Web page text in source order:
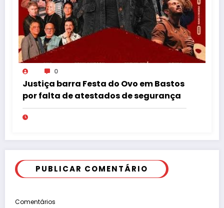
0
Justiça barra Festa do Ovo em Bastos
por falta de atestados de segurança
PUBLICAR COMENTÁRIO
Comentários